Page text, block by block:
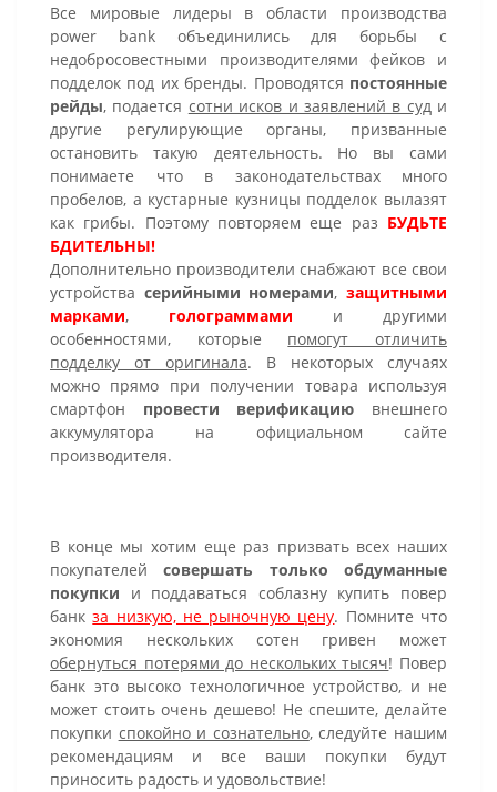
Все мировые лидеры в области производства
power bank объединились для борьбы с
недобросовестными производителями фейков и
подделок под их бренды. Проводятся постоянные
рейды, подается сотни исков и заявлений в суд и
другие регулирующие органы, призванные
остановить такую деятельность. Но вы сами
понимаете что в законодательствах много
пробелов, а кустарные кузницы подделок вылазят
как грибы. Поэтому повторяем еще раз БУДЬТЕ
БДИТЕЛЬНЫ!
Дополнительно производители снабжают все свои
устройства серийными номерами,защитными
марками, голограммами и другими
особенностями, которые помогут отличить
подделку от оригинала. В некоторых случаях
можно прямо при получении товара используя
смартфон провести верификацию внешнего
аккумулятора на официальном сайте
производителя.
В конце мы хотим еще раз призвать всех наших
покупателейсовершать только обдуманные
покупки и поддаваться соблазну купить повер
банкза низкую, не рыночную цену. Помните что
экономия нескольких сотен гривен может
обернуться потерями до нескольких тысяч! Повер
банк это высоко технологичное устройство, и не
может стоить очень дешево! Не спешите, делайте
покупки спокойно и сознательно, следуйте нашим
рекомендациям и все ваши покупки будут
приносить радость и удовольствие!